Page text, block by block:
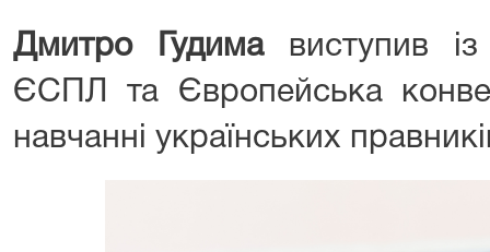
Дмитро Гудимавиступив із
ЄСПЛ та Європейська
навчанні українських